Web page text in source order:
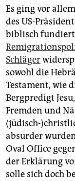
Es ging vor
des US-
biblisch
Schläger
sowohl die
Testament, wie
Bergpredigt
Fremden und
(jüdisch-
absurder
Oval Office
der Erklärung
solle sich doch